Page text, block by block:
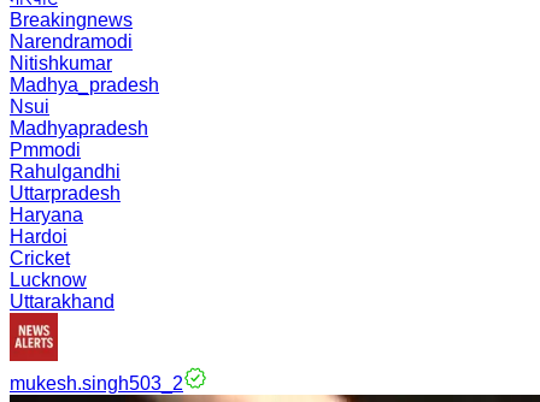
Breakingnews
Narendramodi
Nitishkumar
Madhya_pradesh
Nsui
Madhyapradesh
Pmmodi
Rahulgandhi
Uttarpradesh
Haryana
Hardoi
Cricket
Lucknow
Uttarakhand
mukesh.singh503_2